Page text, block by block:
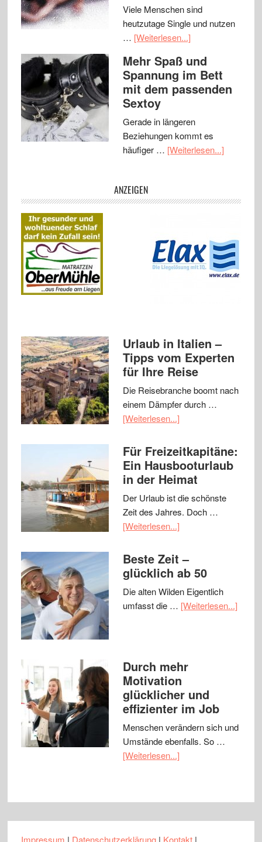
Viele Menschen sind
heutzutage Single und nutzen
… [Weiterlesen...]
Mehr Spaß und
Spannung im Bett
mit dem passenden
Sextoy
Gerade in längeren
Beziehungen kommt es
häufiger … [Weiterlesen...]
ANZEIGEN
Urlaub in Italien –
Tipps vom Experten
für Ihre Reise
Die Reisebranche boomt nach
einem Dämpfer durch …
[Weiterlesen...]
Für Freizeitkapitäne:
Ein Hausbooturlaub
in der Heimat
Der Urlaub ist die schönste
Zeit des Jahres. Doch …
[Weiterlesen...]
Beste Zeit –
glücklich ab 50
Die alten Wilden Eigentlich
umfasst die … [Weiterlesen...]
Durch mehr
Motivation
glücklicher und
effizienter im Job
Menschen verändern sich und
Umstände ebenfalls. So …
[Weiterlesen...]
Impressum | Datenschutzerklärung| Kontakt|